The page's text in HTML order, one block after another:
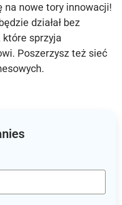
nowe tory innowacji!
działał bez
które sprzyja
Poszerzysz też sieć